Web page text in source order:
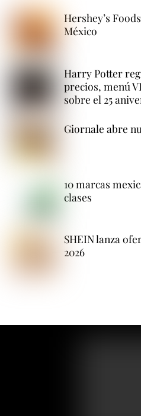
Hershey’s
México
Harry Potter
precios, menú
sobre el 25
Giornale abre
10 marcas
clases
SHEIN lanza
2026